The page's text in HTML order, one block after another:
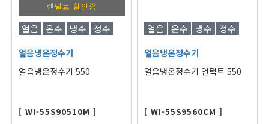
렌탈료 할인중
얼음 온수 냉수 정수
얼음냉온정수기
얼음냉온정수기 550
[ WI-55S90510M ]
얼음 온수 냉수 정수
얼음냉온정수기
얼음냉온정수기 언택트 550
[ WI-55S9560CM ]